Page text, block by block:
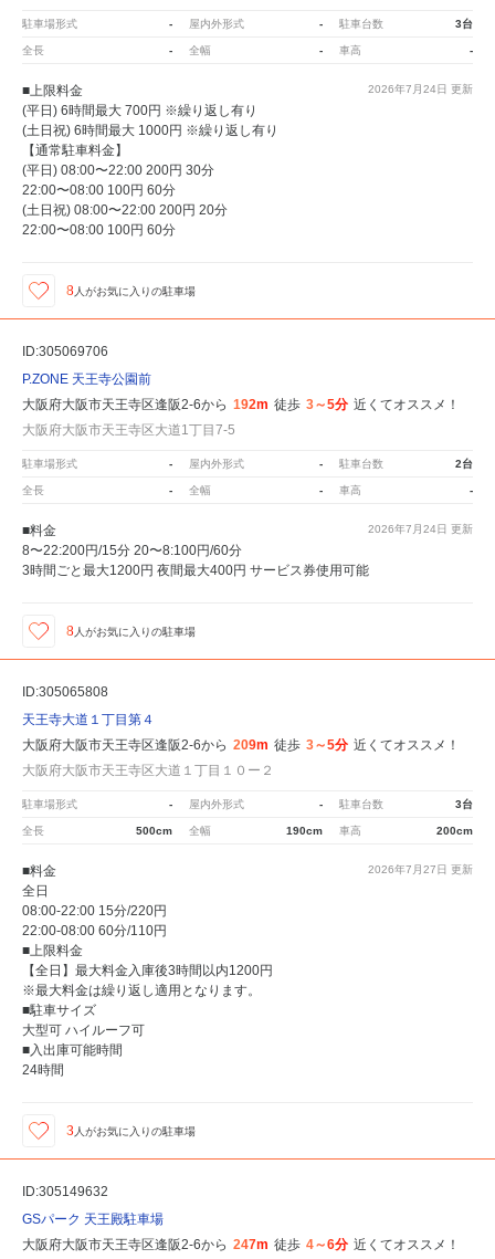
駐車場形式 - 屋内外形式 - 駐車台数 3台
全長 - 全幅 - 車高 -
2026年7月24日 更新
■上限料金
(平日) 6時間最大 700円 ※繰り返し有り
(土日祝) 6時間最大 1000円 ※繰り返し有り
【通常駐車料金】
(平日) 08:00〜22:00 200円 30分
22:00〜08:00 100円 60分
(土日祝) 08:00〜22:00 200円 20分
22:00〜08:00 100円 60分
8 人がお気に入りの駐車場
ID:305069706
P.ZONE 天王寺公園前
大阪府大阪市天王寺区逢阪2-6から 192m 徒歩 3～5分 近くてオススメ！
大阪府大阪市天王寺区大道1丁目7-5
駐車場形式 - 屋内外形式 - 駐車台数 2台
全長 - 全幅 - 車高 -
2026年7月24日 更新
■料金
8〜22:200円/15分 20〜8:100円/60分
3時間ごと最大1200円 夜間最大400円 サービス券使用可能
8 人がお気に入りの駐車場
ID:305065808
天王寺大道１丁目第４
大阪府大阪市天王寺区逢阪2-6から 209m 徒歩 3～5分 近くてオススメ！
大阪府大阪市天王寺区大道１丁目１０ー２
駐車場形式 - 屋内外形式 - 駐車台数 3台
全長 500cm 全幅 190cm 車高 200cm
2026年7月27日 更新
■料金
全日
08:00-22:00 15分/220円
22:00-08:00 60分/110円
■上限料金
【全日】最大料金入庫後3時間以内1200円
※最大料金は繰り返し適用となります。
■駐車サイズ
大型可 ハイルーフ可
■入出庫可能時間
24時間
3 人がお気に入りの駐車場
ID:305149632
GSパーク 天王殿駐車場
大阪府大阪市天王寺区逢阪2-6から 247m 徒歩 4～6分 近くてオススメ！